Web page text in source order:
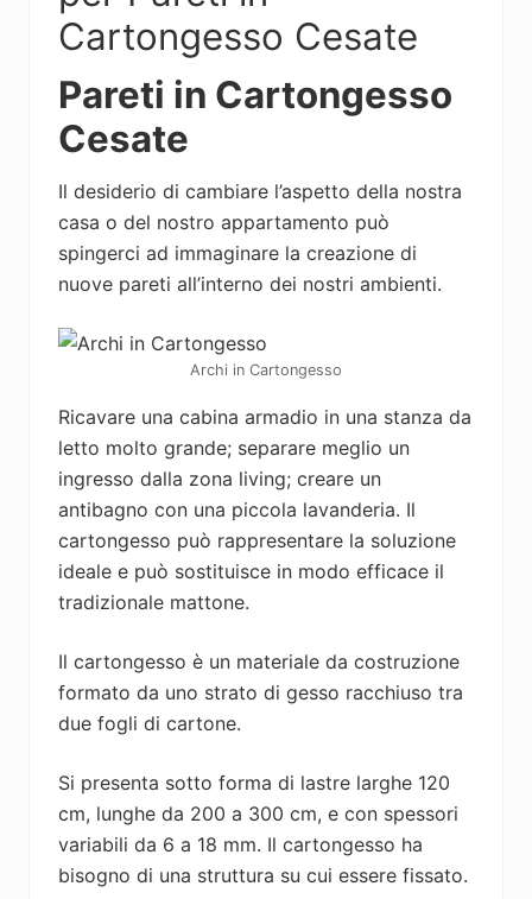
Cartongesso Cesate
Pareti in Cartongesso
Cesate
Il desiderio di cambiare l’aspetto della nostra
casa o del nostro appartamento può
spingerci ad immaginare la creazione di
nuove pareti all’interno dei nostri ambienti.
Archi in Cartongesso
Ricavare una cabina armadio in una stanza da
letto molto grande; separare meglio un
ingresso dalla zona living; creare un
antibagno con una piccola lavanderia. Il
cartongesso può rappresentare la soluzione
ideale e può sostituisce in modo efficace il
tradizionale mattone.
Il cartongesso è un materiale da costruzione
formato da uno strato di gesso racchiuso tra
due fogli di cartone.
Si presenta sotto forma di lastre larghe 120
cm, lunghe da 200 a 300 cm, e con spessori
variabili da 6 a 18 mm. Il cartongesso ha
bisogno di una struttura su cui essere fissato.